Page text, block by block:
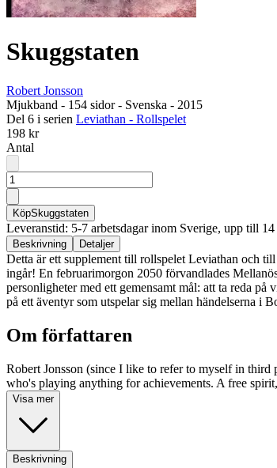
Skuggstaten
Robert Jonsson
Mjukband - 154 sidor- Svenska - 2015
Del 6 i serien Leviathan - Rollspelet
198 kr
Antal
KöpSkuggstaten
Leveranstid: 5-7 arbetsdagar inom Sverige, upp till
Beskrivning Detaljer
Detta är ett supplement till rollspelet Leviathan och
ingår! En februarimorgon 2050 förvandlades
personligheter med ett gemensamt mål: att ta reda
på ett äventyr som utspelar sig mellan händelserna i
Om författaren
Robert Jonsson (since I like to refer to myself in
who's playing anything for achievements. A free
Visa mer
Beskrivning